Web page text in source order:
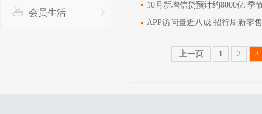
会员生活
10月新增信贷预计约8000亿 季
APP访问量近八成 招行刷新零
上一页 1 2 3